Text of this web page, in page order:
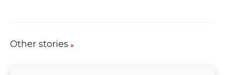
Other stories